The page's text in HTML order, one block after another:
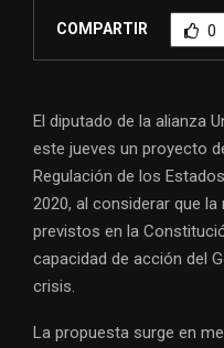
COMPARTIR 0
El diputado de la alianza
este jueves un proyecto
Regulación de los
2020, al considerar que
previstos en la
capacidad de acción del
crisis.
La propuesta surge en